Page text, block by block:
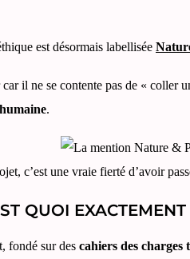
est désormais labellisée
il ne se contente pas de « coller
humaine.
c’est une vraie fierté d’avoir
QUOI EXACTEMENT
fondé sur des cahiers des charges